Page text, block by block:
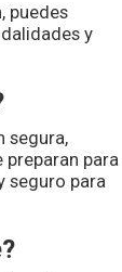
puedes
y
segura,
para
seguro para